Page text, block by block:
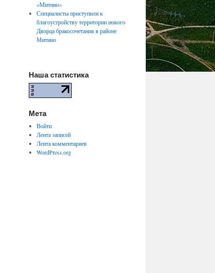
«Митино»
Специалисты приступили к
благоустройству территории нового
Дворца бракосочетания в районе
Митино
Наша статистика
Мета
Войти
Лента записей
Лента комментариев
WordPress.org